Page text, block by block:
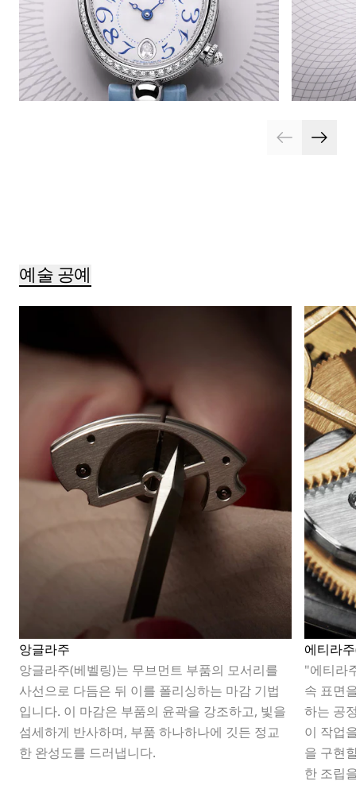
예술 공예
앙글라주
앙글라주(베벨링)는 무브먼트 부품의 모서리를
사선으로 다듬은 뒤 이를 폴리싱하는 마감 기법
입니다. 이 마감은 부품의 윤곽을 강조하고, 빛을
섬세하게 반사하며, 부품 하나하나에 깃든 정교
한 완성도를 드러냅니다.
에티라
"에티라
속 표면
하는 공
이 작업
을 구현
한 조립